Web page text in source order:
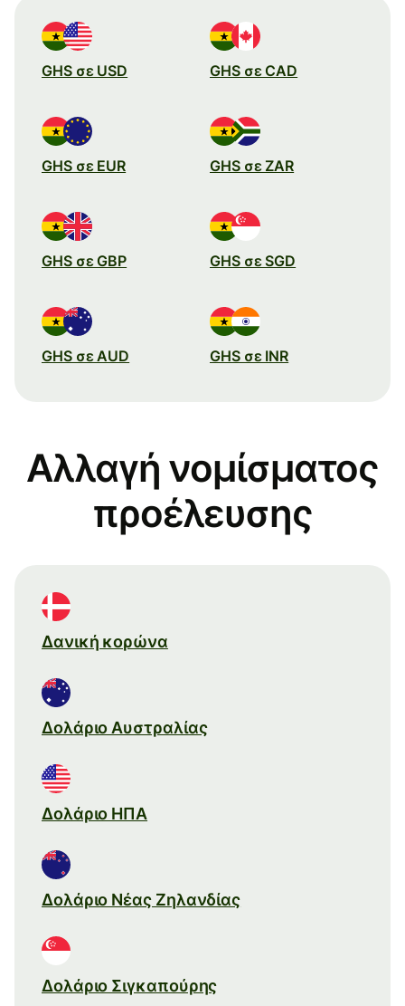
GHS σε USD GHS σε CAD
GHS σε EUR GHS σε ZAR
GHS σε GBP GHS σε SGD
GHS σε AUD GHS σε INR
Αλλαγή νομίσματος
προέλευσης
Δανική κορώνα
Δολάριο Αυστραλίας
Δολάριο ΗΠΑ
Δολάριο Νέας Ζηλανδίας
Δολάριο Σιγκαπούρης